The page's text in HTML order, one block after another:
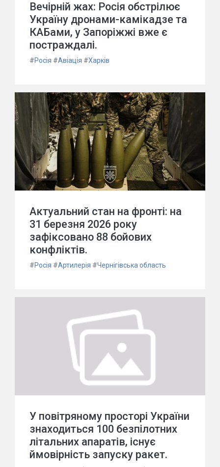
Вечірній жах: Росія обстрілює
Україну дронами-камікадзе та
КАБами, у Запоріжжі вже є
постраждалі.
#Росія #Авіація #Харків
Актуальний стан на фронті: на
31 березня 2026 року
зафіксовано 88 бойових
конфліктів.
#Росія #Артилерія #Чернігівська область
У повітряному просторі України
знаходиться 100 безпілотних
літальних апаратів, існує
ймовірність запуску ракет.